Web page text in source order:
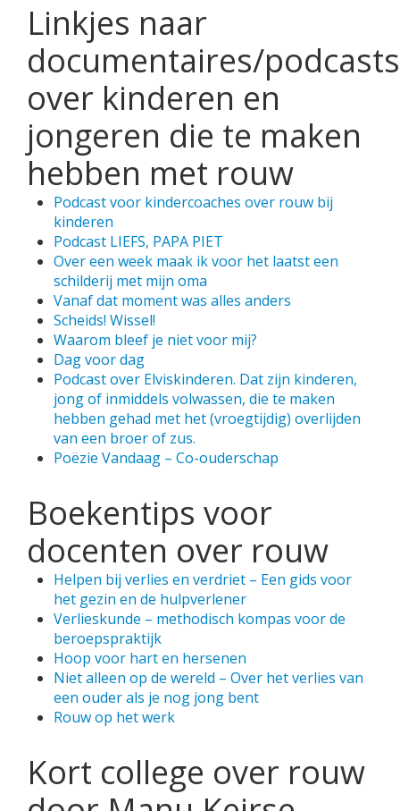
Linkjes naar
documentaires/podcasts
over kinderen en
jongeren die te maken
hebben met rouw
Podcast voor kindercoaches over rouw bij
kinderen
Podcast LIEFS, PAPA PIET
Over een week maak ik voor het laatst een
schilderij met mijn oma
Vanaf dat moment was alles anders
Scheids! Wissel!
Waarom bleef je niet voor mij?
Dag voor dag
Podcast over Elviskinderen. Dat zijn kinderen,
jong of inmiddels volwassen, die te maken
hebben gehad met het (vroegtijdig) overlijden
van een broer of zus.
Poëzie Vandaag – Co-ouderschap
Boekentips voor
docenten over rouw
Helpen bij verlies en verdriet – Een gids voor
het gezin en de hulpverlener
Verlieskunde – methodisch kompas voor de
beroepspraktijk
Hoop voor hart en hersenen
Niet alleen op de wereld – Over het verlies van
een ouder als je nog jong bent
Rouw op het werk
Kort college over rouw